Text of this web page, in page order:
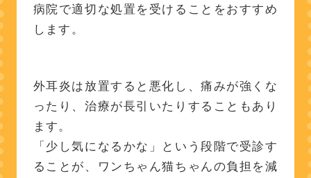
病院で適切な処置を受けることをおすすめ
します。
外耳炎は放置すると悪化し、痛みが強くな
ったり、治療が長引いたりすることもあり
ます。
「少し気になるかな」という段階で受診す
ることが、ワンちゃん猫ちゃんの負担を減